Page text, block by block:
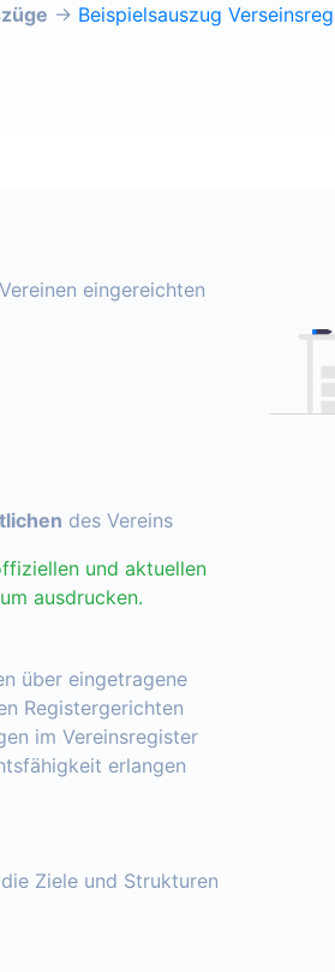
→ Beispielsauszug
eingereichten
des Vereins
und aktuellen
ausdrucken.
über eingetragene
Registergerichten
im Vereinsregister
erlangen
Ziele und Strukturen